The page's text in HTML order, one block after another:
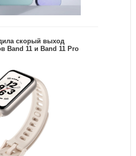
скорый выход
Band 11 и Band 11 Pro